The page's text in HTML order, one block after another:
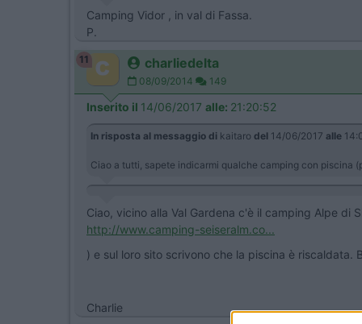
Camping Vidor , in val di Fassa.
P.
11 charliedelta
08/09/2014 149
Inserito il 14/06/2017 alle: 21:20:52
In risposta al messaggio di kaitaro del 14/06/2017 alle
Ciao a tutti, sapete indicarmi qualche camping con piscina
Ciao, vicino alla Val Gardena c'è il camping Alpe di
http://www.camping-seiseralm.co...
) e sul loro sito scrivono che la piscina è
Charlie